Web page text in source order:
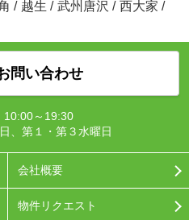
/ 越生 / 武州唐沢 / 西大家 /
問い合わせ
10:00～19:30
、第１・第３水曜日
会社概要
物件リクエスト